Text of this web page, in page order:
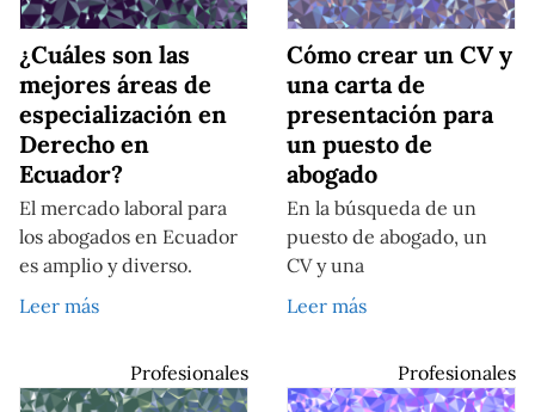
¿Cuáles son las
mejores áreas de
especialización en
Derecho en
Ecuador?
El mercado laboral para
los abogados en Ecuador
es amplio y diverso.
Leer más
Cómo crear un CV y
una carta de
presentación para
un puesto de
abogado
En la búsqueda de un
puesto de abogado, un
CV y una
Leer más
Profesionales Profesionales